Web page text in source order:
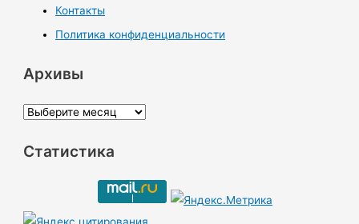
Контакты
Политика конфиденциальности
Архивы
А
х
ы
Статистика